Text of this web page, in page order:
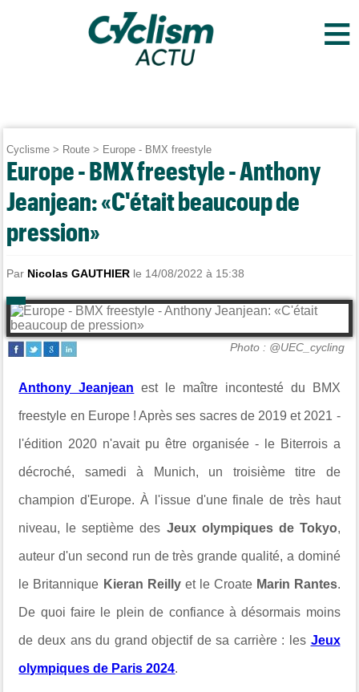
≡
Cyclisme > Route > Europe - BMX freestyle
Europe - BMX freestyle - Anthony
Jeanjean: «C'était beaucoup de
pression»
Par Nicolas GAUTHIER le 14/08/2022 à 15:38
Photo : @UEC_cycling
Anthony Jeanjean est le maître incontesté du BMX
freestyle en Europe ! Après ses sacres de 2019 et 2021 -
l'édition 2020 n'avait pu être organisée - le Biterrois a
décroché, samedi à Munich, un troisième titre de
champion d'Europe. À l'issue d'une finale de très haut
niveau, le septième des Jeux olympiques de Tokyo,
auteur d'un second run de très grande qualité, a dominé
le Britannique Kieran Reillyet le Croate Marin Rantes.
De quoi faire le plein de confiance à désormais moins
de deux ans du grand objectif de sa carrière : les Jeux
olympiques de Paris 2024.